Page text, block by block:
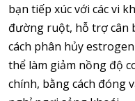
bạn tiếp xúc với các vi
đường ruột, hỗ trợ cân
cách phân hủy
thể làm giảm nồng độ
chính, bằng cách đóng